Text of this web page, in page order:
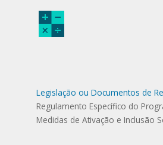
Legislação ou Documentos de
Regulamento Específico do
Medidas de Ativação e Inclusão